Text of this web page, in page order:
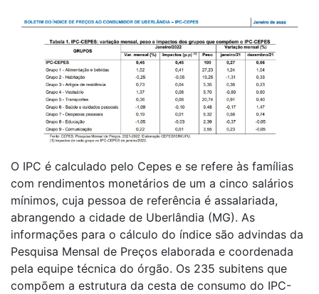
O IPC é calculado pelo Cepes e se refere às famílias
com rendimentos monetários de um a cinco salários
mínimos, cuja pessoa de referência é assalariada,
abrangendo a cidade de Uberlândia (MG). As
informações para o cálculo do índice são advindas da
Pesquisa Mensal de Preços elaborada e coordenada
pela equipe técnica do órgão. Os 235 subitens que
compõem a estrutura da cesta de consumo do IPC-